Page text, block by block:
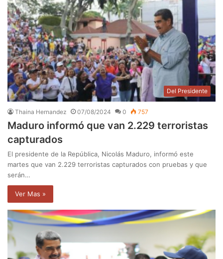
Del Presidente
Thaina Hernandez 07/08/2024 0 757
Maduro informó que van 2.229 terroristas
capturados
El presidente de la República, Nicolás Maduro, informó este
martes que van 2.229 terroristas capturados con pruebas y que
serán…
Ver Mas »